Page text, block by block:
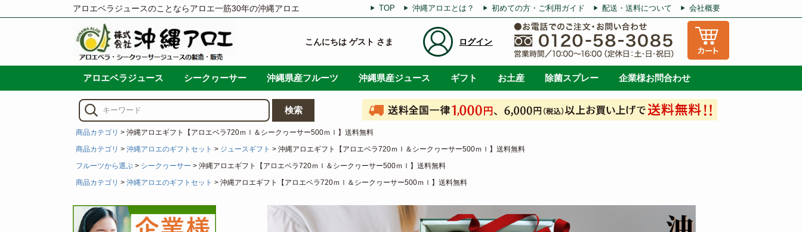
アロエベラジュースのことならアロエ一筋30年の沖縄アロエ TOP 沖縄アロエとは？ 初めての方・ご利用ガイド 配送・送料について 会社概要
こんにちは ゲスト さま ログイン
アロエベラジュース シークヮーサー 沖縄県産フルーツ 沖縄県産ジュース ギフト お土産 除菌スプレー 企業様お問合わせ
商品カテゴリ
沖縄アロエギフト【アロエベラ720ｍｌ＆シークヮーサー500ｍｌ】送料無料
商品カテゴリ
沖縄アロエのギフトセット ジュースギフト
沖縄アロエギフト【アロエベラ720ｍｌ＆シークヮーサー500ｍｌ】送料無料
フルーツから選ぶ
シークヮーサー
沖縄アロエギフト【アロエベラ720ｍｌ＆シークヮーサー500ｍｌ】送料無料
商品カテゴリ
沖縄アロエのギフトセット 沖縄アロエギフト【アロエベラ720ｍｌ＆シークヮーサー500ｍｌ】送料無料